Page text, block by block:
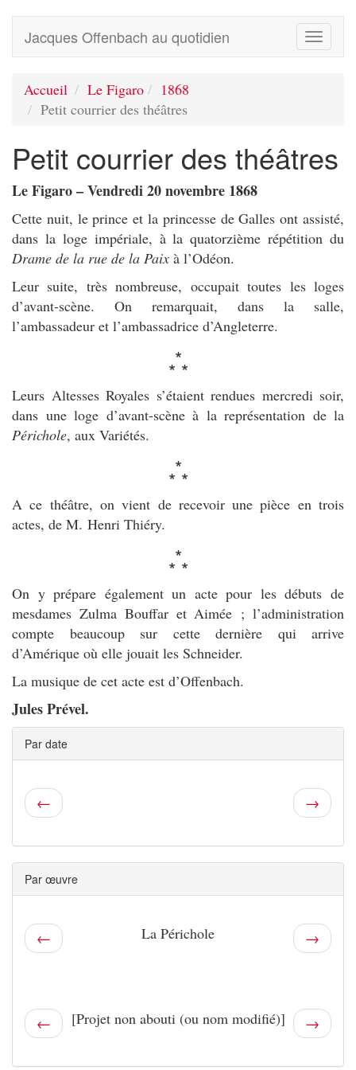
Toggle
Jacques Offenbach au quotidien
Accueil Le Figaro
1868
Petit courrier des théâtres
Petit courrier des théâtres
Le Figaro – Vendredi 20 novembre 1868
Cette nuit, le prince et la princesse de Galles ont assisté,
dans la loge impériale, à la quatorzième répétition du
Drame de la rue de la Paix à l’Odéon.
Leur suite, très nombreuse, occupait toutes les loges
d’avant-scène. On remarquait, dans la salle,
l’ambassadeur et l’ambassadrice d’Angleterre.
*
* *
Leurs Altesses Royales s’étaient rendues mercredi soir,
dans une loge d’avant-scène à la représentation de la
Périchole, aux Variétés.
*
* *
A ce théâtre, on vient de recevoir une pièce en trois
actes, de M. Henri Thiéry.
*
* *
On y prépare également un acte pour les débuts de
mesdames Zulma Bouffar et Aimée ; l’administration
compte beaucoup sur cette dernière qui arrive
d’Amérique où elle jouait les Schneider.
La musique de cet acte est d’Offenbach.
Jules Prével.
Par date
← →
Par œuvre
← La Périchole →
← [Projet non abouti (ou nom modifié)] →